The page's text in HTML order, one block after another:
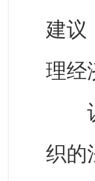
建议
理经
认
织的